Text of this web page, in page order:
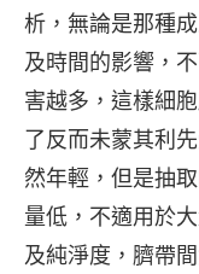
析，無論是那種
及時間的影響，
害越多，這樣細
了反而未蒙其利
然年輕，但是抽
量低，不適用於
及純淨度，臍帶